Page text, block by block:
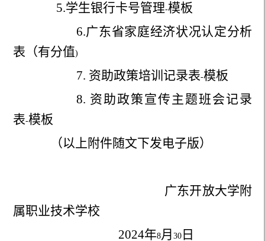
5.学生银行卡号管理-模板
6.广东省家庭经济状况认定分析
表（有分值)
7. 资助政策培训记录表-模板
8. 资助政策宣传主题班会记录
表-模板
（以上附件随文下发电子版）
广东开放大学附
属职业技术学校
2024年8月 30日